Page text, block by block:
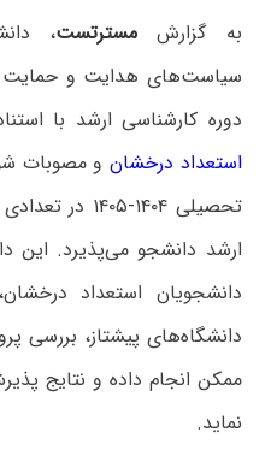
به گزارشمسترتست،
سیاست‌های هدایت و حمایت
دوره کارشناسی ارشد با
استعداد درخشان و مصوبات
تحصیلی ۱۴۰۴-
ارشد دانشجو می‌پذیرد. این
دانشجویان استعداد
دانشگاه‌های پیشتاز، بررسی
ممکن انجام داده و نتایج
نماید.